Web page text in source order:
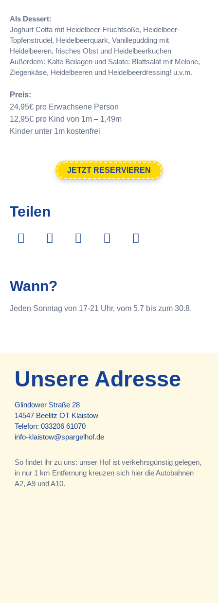
Als Dessert:
Joghurt Cotta mit Heidelbeer-Fruchtsoße, Heidelbeer-
Topfenstrudel, Heidelbeerquark, Vanillepudding mit
Heidelbeeren, frisches Obst und Heidelbeerkuchen
Außerdem: Kalte Beilagen und Salate: Blattsalat mit Melone,
Ziegenkäse, Heidelbeeren und Heidelbeerdressing! u.v.m.
Preis:
24,95€ pro Erwachsene Person
12,95€ pro Kind von 1m – 1,49m
Kinder unter 1m kostenfrei
JETZT RESERVIEREN
Teilen
Wann?
Jeden Sonntag von 17-21 Uhr, vom 5.7 bis zum 30.8.
Unsere Adresse
Glindower Straße 28
14547 Beelitz OT Klaistow
Telefon: 033206 61070
info-klaistow@spargelhof.de
So findet ihr zu uns: unser Hof ist verkehrsgünstig gelegen,
in nur 1 km Entfernung kreuzen sich hier die Autobahnen
A2, A9 und A10.